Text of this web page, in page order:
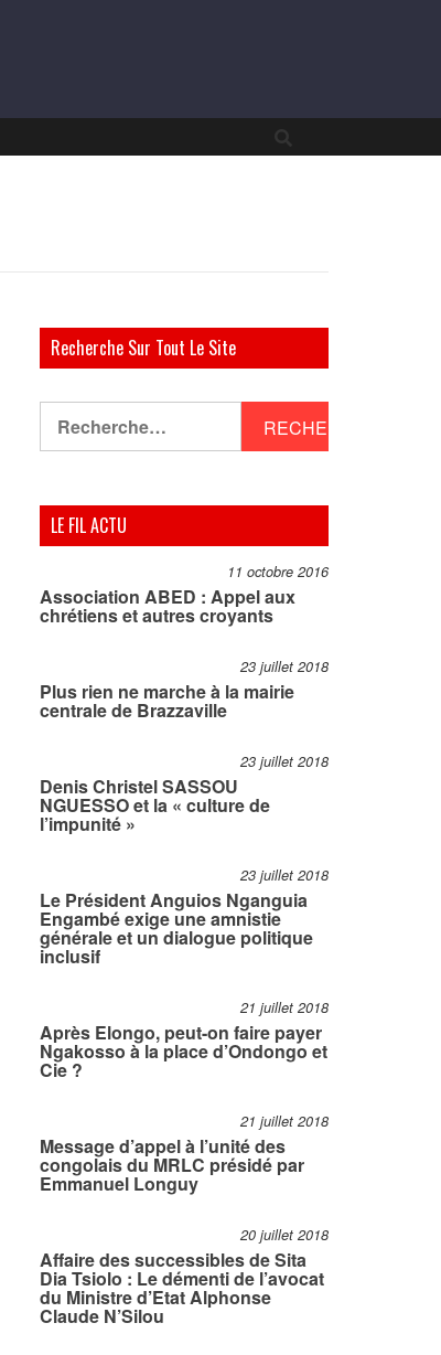
Recherche Sur Tout Le Site
LE FIL ACTU
11 octobre 2016
Association ABED : Appel aux
chrétiens et autres croyants
23 juillet 2018
Plus rien ne marche à la mairie
centrale de Brazzaville
23 juillet 2018
Denis Christel SASSOU
NGUESSO et la « culture de
l’impunité »
23 juillet 2018
Le Président Anguios Nganguia
Engambé exige une amnistie
générale et un dialogue politique
inclusif
21 juillet 2018
Après Elongo, peut-on faire payer
Ngakosso à la place d’Ondongo et
Cie ?
21 juillet 2018
Message d’appel à l’unité des
congolais du MRLC présidé par
Emmanuel Longuy
20 juillet 2018
Affaire des successibles de Sita
Dia Tsiolo : Le démenti de l’avocat
du Ministre d’Etat Alphonse
Claude N’Silou